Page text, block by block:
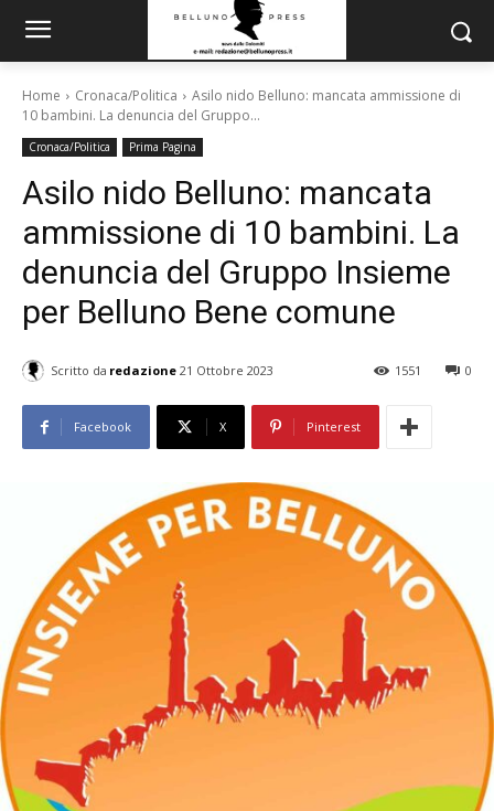
Home Cronaca/Politica
Asilo nido Belluno: mancata ammissione di
10 bambini. La denuncia del Gruppo...
Cronaca/Politica Prima Pagina
Asilo nido Belluno: mancata
ammissione di 10 bambini. La
denuncia del Gruppo Insieme
per Belluno Bene comune
Scritto da redazione 21 Ottobre 2023 0
1551
Facebook X Pinterest